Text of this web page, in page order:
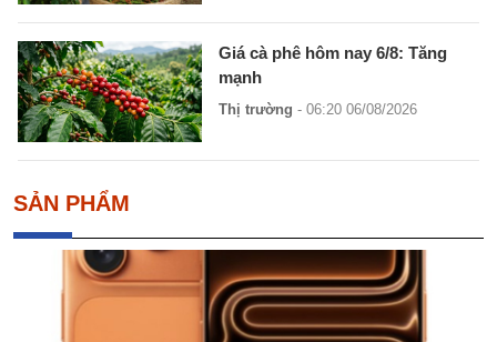
Giá cà phê hôm nay 6/8: Tăng
mạnh
Thị trường - 06:20 06/08/2026
SẢN PHẨM